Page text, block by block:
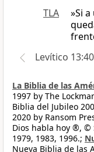
TLA
»Si
Levítico 13:40
La Biblia de las
1997 by The
Biblia del Jubileo
2020 by Ransom
Dios habla hoy ®, ©
1979, 1983, 1996.;
Nueva Biblia de las